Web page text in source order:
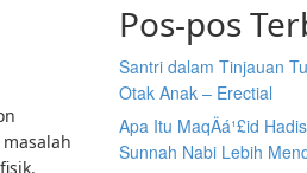
Pos-pos
Santri dalam Tinjauan
Otak Anak – Erectial
Apa Itu MaqÄá¹£id
Sunnah Nabi Lebih